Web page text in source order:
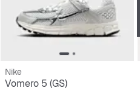
Nike
Vomero 5 (GS)